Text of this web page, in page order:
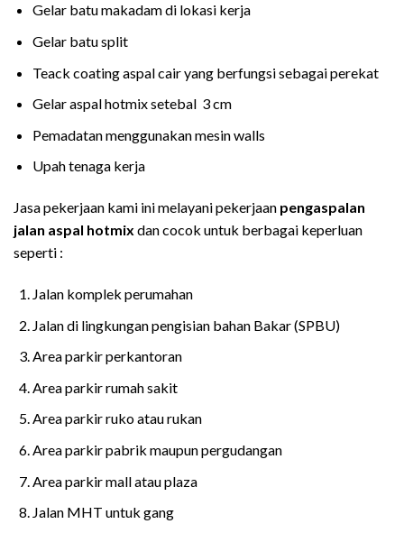
Gelar batu makadam di lokasi kerja
Gelar batu split
Teack coating aspal cair yang berfungsi sebagai perekat
Gelar aspal hotmix setebal 3 cm
Pemadatan menggunakan mesin walls
Upah tenaga kerja
Jasa pekerjaan kami ini melayani pekerjaan pengaspalan
jalan aspal hotmix dan cocok untuk berbagai keperluan
seperti :
Jalan komplek perumahan
Jalan di lingkungan pengisian bahan Bakar (SPBU)
Area parkir perkantoran
Area parkir rumah sakit
Area parkir ruko atau rukan
Area parkir pabrik maupun pergudangan
Area parkir mall atau plaza
Jalan MHT untuk gang